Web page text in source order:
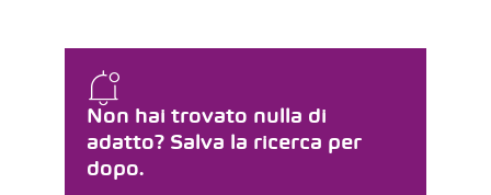
Non hai trovato nulla di
adatto? Salva la ricerca per
dopo.